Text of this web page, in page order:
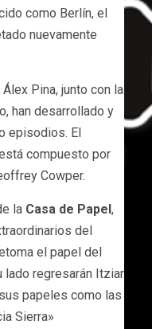
como Berlín, el
nuevamente
Pina, junto con la
han desarrollado y
episodios. El
compuesto por
Cowper.
la Casa de Papel,
del
el papel del
lado regresarán Itziar
papeles como las
Sierra»